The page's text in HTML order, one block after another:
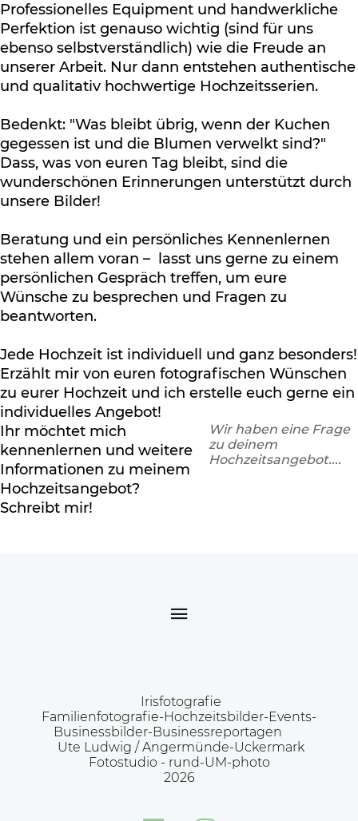
Professionelles Equipment und handwerkliche
Perfektion ist genauso wichtig (sind für uns
ebenso selbstverständlich) wie die Freude an
unserer Arbeit. Nur dann entstehen authentische
und qualitativ hochwertige Hochzeitsserien.
Bedenkt: "Was bleibt übrig, wenn der Kuchen
gegessen ist und die Blumen verwelkt sind?"
Dass, was von euren Tag bleibt, sind die
wunderschönen Erinnerungen unterstützt durch
unsere Bilder!
Beratung und ein persönliches Kennenlernen
stehen allem voran – lasst uns gerne zu einem
persönlichen Gespräch treffen, um eure
Wünsche zu besprechen und Fragen zu
beantworten.
Jede Hochzeit ist individuell und ganz besonders!
Erzählt mir von euren fotografischen Wünschen
zu eurer Hochzeit und ich erstelle euch gerne ein
individuelles Angebot!
Ihr möchtet mich
kennenlernen und weitere
Informationen zu meinem
Hochzeitsangebot?
Schreibt mir!
Wir haben eine Frage
zu deinem
Hochzeitsangebot....
Irisfotografie
Familienfotografie-Hochzeitsbilder-Events-
Businessbilder-Businessreportagen
Ute Ludwig / Angermünde-Uckermark
Fotostudio - rund-UM-photo
2026